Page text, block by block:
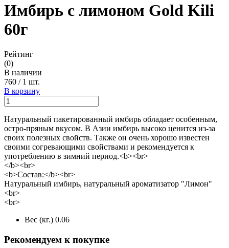
Имбирь с лимоном Gold Kili
60г
Рейтинг
(0)
В наличии
760 / 1 шт.
В корзину
Натуральный пакетированный имбирь обладает особенным,
остро-пряным вкусом. В Азии имбирь высоко ценится из-за
своих полезных свойств. Также он очень хорошо известен
своими согревающими свойствами и рекомендуется к
употреблению в зимний период.<b><br>
</b><br>
<b>Состав:</b><br>
Натуральный имбирь, натуральный ароматизатор "Лимон"
<br>
<br>
Вес (кг.) 0.06
Рекомендуем к покупке